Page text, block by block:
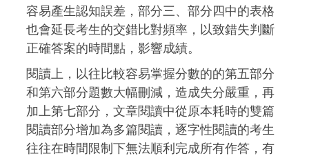
容易產生認知誤差，部分三、部分四中的表格
也會延長考生的交錯比對頻率，以致錯失判斷
正確答案的時間點，影響成績。
閱讀上，以往比較容易掌握分數的的第五部分
和第六部分題數大幅刪減，造成失分嚴重，再
加上第七部分，文章閱讀中從原本耗時的雙篇
閱讀部分增加為多篇閱讀，逐字性閱讀的考生
往往在時間限制下無法順利完成所有作答，有